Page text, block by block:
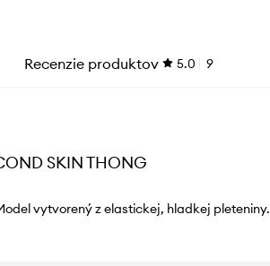
Recenzie produktov 5.0 9
SKIN THONG
vytvorený z elastickej, hladkej pleteniny.